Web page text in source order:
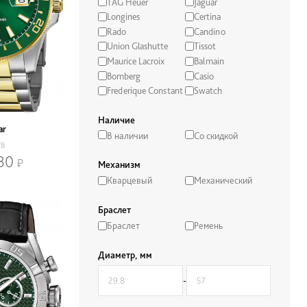
Longines
Rado
Union Glashutte
Maurice Lacroix
Bomberg
Frederique Constant
Certina
Candino
Tissot
Balmain
Casio
Swatch
Наличие
В наличии
Со скидкой
Механизм
Кварцевый
Механический
Браслет
Браслет
Ремень
Диаметр, мм
-